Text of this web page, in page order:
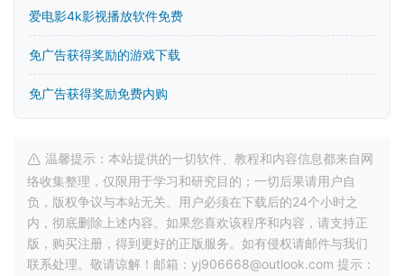
爱电影4k影视播放软件免费
免广告获得奖励的游戏下载
免广告获得奖励免费内购
温馨提示：本站提供的一切软件、教程和内容信息都来自网
络收集整理，仅限用于学习和研究目的；一切后果请用户自
负，版权争议与本站无关。用户必须在下载后的24个小时之
内，彻底删除上述内容。如果您喜欢该程序和内容，请支持正
版，购买注册，得到更好的正版服务。如有侵权请邮件与我们
联系处理。敬请谅解！邮箱：yj906668@outlook.com 提示：